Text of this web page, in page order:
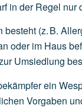
in der Regel nur
besteht (z.B.
oder im Haus
Umsiedlung
ein
Vorgaben